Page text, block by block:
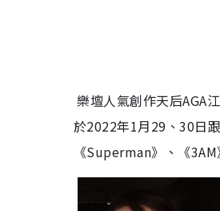
樂壇人氣創作天后AGA
於2022年1月29、30日
《Superman》、《